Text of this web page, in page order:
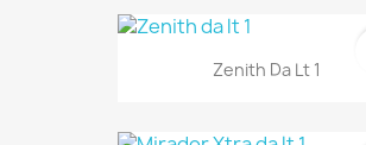
Zenith Da Lt 1